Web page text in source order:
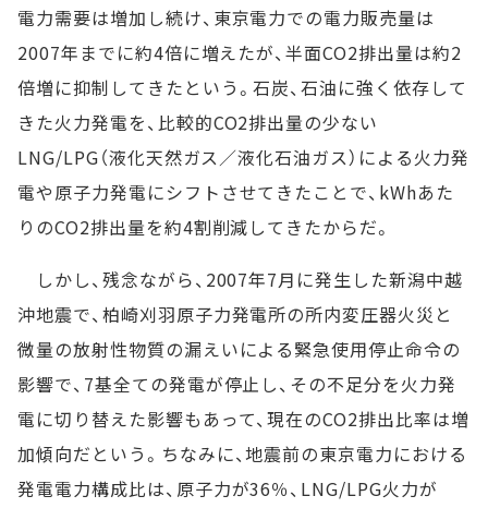
電力需要は増加し続け、東京電力での電力販売量は
2007年までに約4倍に増えたが、半面CO2排出量は約2
倍増に抑制してきたという。石炭、石油に強く依存して
きた火力発電を、比較的CO2排出量の少ない
LNG/LPG（液化天然ガス／液化石油ガス）による火力発
電や原子力発電にシフトさせてきたことで、kWhあた
りのCO2排出量を約4割削減してきたからだ。
しかし、残念ながら、2007年7月に発生した新潟中越
沖地震で、柏崎刈羽原子力発電所の所内変圧器火災と
微量の放射性物質の漏えいによる緊急使用停止命令の
影響で、7基全ての発電が停止し、その不足分を火力発
電に切り替えた影響もあって、現在のCO2排出比率は増
加傾向だという。ちなみに、地震前の東京電力における
発電電力構成比は、原子力が36％、LNG/LPG火力が